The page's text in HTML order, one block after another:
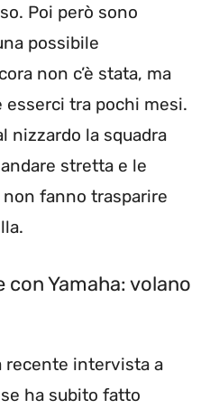
Poi però sono
possibile
non c’è stata, ma
esserci tra pochi mesi.
nizzardo la squadra
stretta e le
fanno trasparire
Yamaha: volano
recente intervista a
ha subito fatto